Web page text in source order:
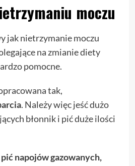
moczu
jak nietrzymanie moczu
na zmianie diety
pomocne.
tak,
. Należy więc jeść dużo
błonnik i pić duże ilości
napojów gazowanych,